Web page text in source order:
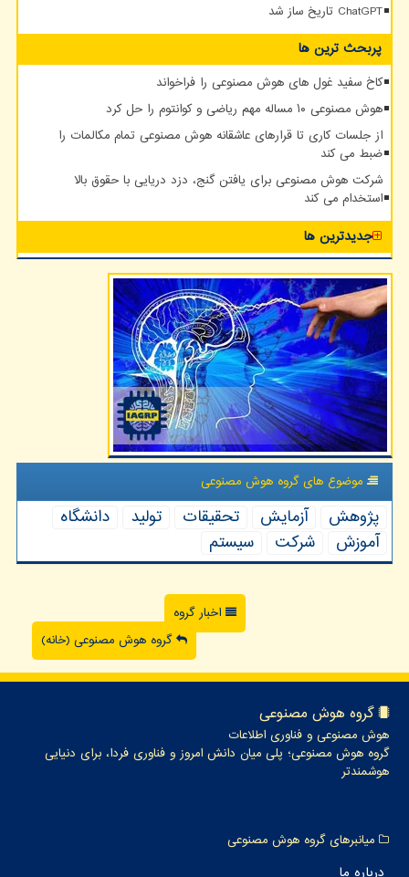
ChatGPT تاریخ ساز شد
پربحث ترین ها
کاخ سفید غول های هوش مصنوعی را فراخواند
هوش مصنوعی ۱۰ مساله مهم ریاضی و کوانتوم را حل کرد
از جلسات کاری تا قرارهای عاشقانه هوش مصنوعی تمام مکالمات را
ضبط می کند
شرکت هوش مصنوعی برای یافتن گنج، دزد دریایی با حقوق بالا
استخدام می کند
جدیدترین ها
موضوع های گروه هوش مصنوعی
پژوهش آزمایش تحقیقات تولید
دانشگاه
آموزش
شركت سیستم
اخبار گروه
گروه هوش مصنوعی (خانه)
گروه هوش مصنوعی
هوش مصنوعی و فناوری اطلاعات
گروه هوش مصنوعی؛ پلی میان دانش امروز و فناوری فردا، برای دنیایی
هوشمندتر
میانبرهای گروه هوش مصنوعی